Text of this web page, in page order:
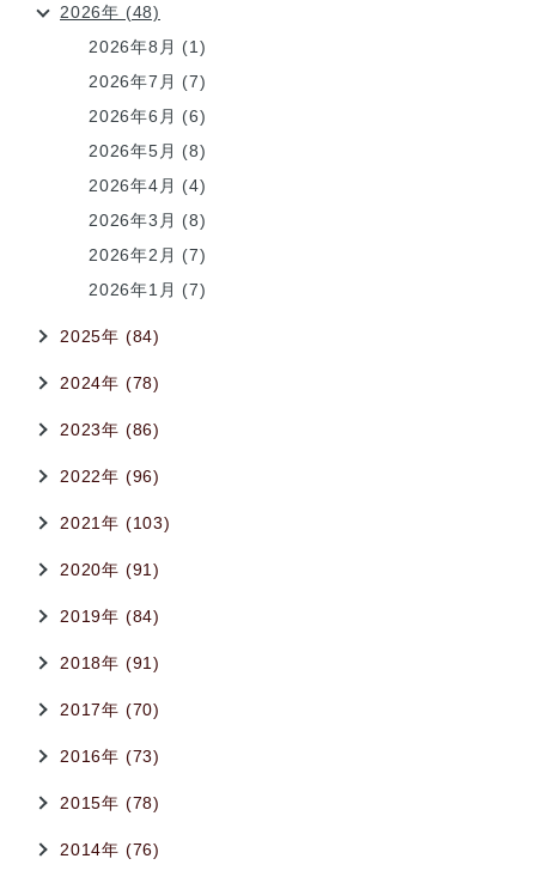
2026年 (48)
2026年8月 (1)
2026年7月 (7)
2026年6月 (6)
2026年5月 (8)
2026年4月 (4)
2026年3月 (8)
2026年2月 (7)
2026年1月 (7)
2025年 (84)
2024年 (78)
2023年 (86)
2022年 (96)
2021年 (103)
2020年 (91)
2019年 (84)
2018年 (91)
2017年 (70)
2016年 (73)
2015年 (78)
2014年 (76)